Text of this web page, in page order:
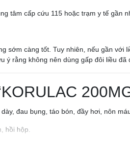
tâm cấp cứu 115 hoặc trạm y tế gần
sớm càng tốt. Tuy nhiên, nếu gần với
ý rằng không nên dùng gấp đôi liều đã
đau bụng, táo bón, đầy hơi, nôn
hồi hộp.